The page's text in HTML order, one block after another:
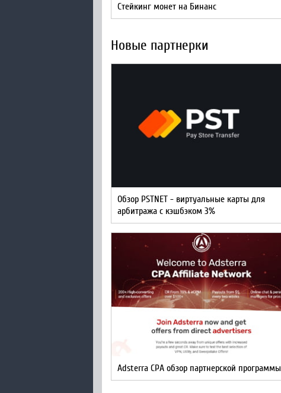
Стейкинг монет на Бинанс
Новые партнерки
Обзор PSTNET - виртуальные карты для
арбитража с кэшбэком 3%
Adsterra CPA обзор партнерской программы